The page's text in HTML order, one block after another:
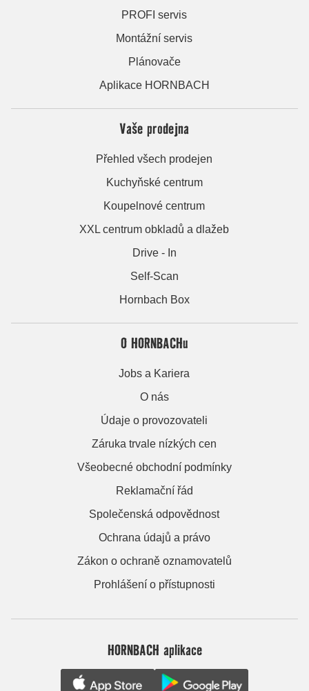
PROFI servis
Montážní servis
Plánovače
Aplikace HORNBACH
Vaše prodejna
Přehled všech prodejen
Kuchyňské centrum
Koupelnové centrum
XXL centrum obkladů a dlažeb
Drive - In
Self-Scan
Hornbach Box
O HORNBACHu
Jobs a Kariera
O nás
Údaje o provozovateli
Záruka trvale nízkých cen
Všeobecné obchodní podmínky
Reklamační řád
Společenská odpovědnost
Ochrana údajů a právo
Zákon o ochraně oznamovatelů
Prohlášení o přístupnosti
HORNBACH aplikace